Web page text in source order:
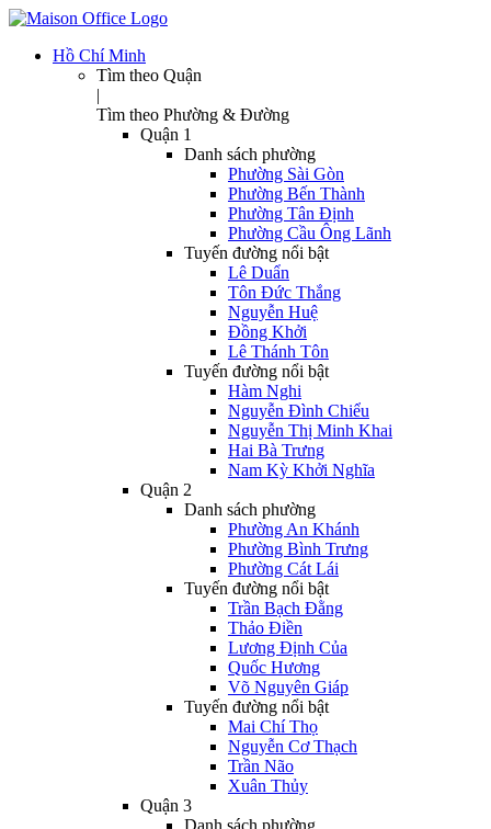
Hồ Chí Minh
Tìm theo Quận
|
Tìm theo Phường & Đường
Quận 1
Danh sách phường
Phường Sài Gòn
Phường Bến Thành
Phường Tân Định
Phường Cầu Ông Lãnh
Tuyến đường nổi bật
Lê Duẩn
Tôn Đức Thắng
Nguyễn Huệ
Đồng Khởi
Lê Thánh Tôn
Tuyến đường nổi bật
Hàm Nghi
Nguyễn Đình Chiểu
Nguyễn Thị Minh Khai
Hai Bà Trưng
Nam Kỳ Khởi Nghĩa
Quận 2
Danh sách phường
Phường An Khánh
Phường Bình Trưng
Phường Cát Lái
Tuyến đường nổi bật
Trần Bạch Đằng
Thảo Điền
Lương Định Của
Quốc Hương
Võ Nguyên Giáp
Tuyến đường nổi bật
Mai Chí Thọ
Nguyễn Cơ Thạch
Trần Não
Xuân Thủy
Quận 3
Danh sách phường